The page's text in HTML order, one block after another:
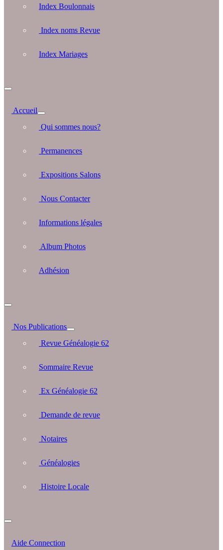
Index Boulonnais
Index noms Revue
Index Mariages
Accueil
Qui sommes nous?
Permanences
Expositions Salons
Nous Contacter
Informations légales
Album Photos
Adhésion
Nos Publications
Revue Généalogie 62
Sommaire Revue
Ex Généalogie 62
Demande de revue
Notaires
Généalogies
Histoire Locale
Aide Connection